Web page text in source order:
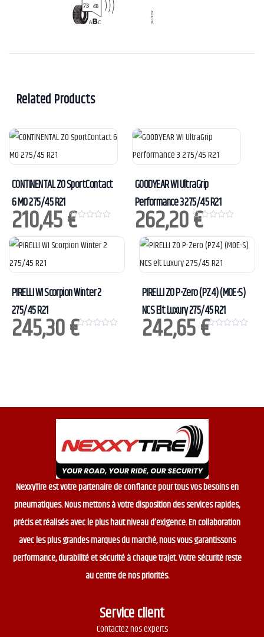
Related Products
CONTINENTAL ZO SportContact
6 MO 275/45 R21
210,45€
0
u
t
GOODYEAR WI UltraGrip
Performance 3 275/45 R21
262,20€
0
u
t
f
5
PIRELLI WI Scorpion Winter 2
275/45 R21
245,30€
0
PIRELLI ZO P-Zero (PZ4) (MOE-S)
NCS Elt Luxury 275/45 R21
242,65€
0
NexxyTire est votre partenaire de confiance pour tous vos besoins en
pneumatiques. Nous mettons à votre disposition des services rapides,
précis et réalisés avec le plus haut niveau d’exigence. En collaboration
avec les plus grandes marques du marché, nous vous garantissons
performance, durabilité et sécurité à chaque trajet. Votre sécurité reste
au centre de nos priorités.
Service client
Contactez nos experts